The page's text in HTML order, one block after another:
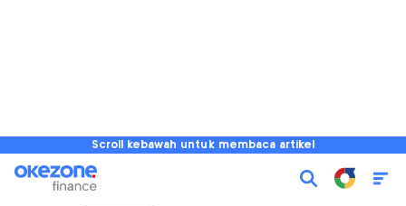
Scroll kebawah untuk membaca artikel